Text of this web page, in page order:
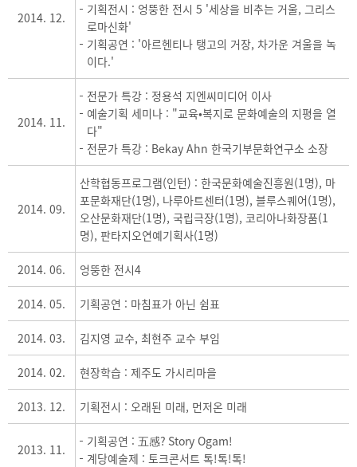
2014. 12.
기획전시 : 엉뚱한 전시 5 '세상을 비추는 거울, 그리스
로마신화'
기획공연 : '아르헨티나 탱고의 거장, 차가운 겨울을 녹
이다.'
2014. 11.
전문가 특강 : 정용석 지엔씨미디어 이사
예술기획 세미나 : "교육•복지로 문화예술의 지평을 열
다"
전문가 특강 : Bekay Ahn 한국기부문화연구소 소장
2014. 09.
산학협동프로그램(인턴) : 한국문화예술진흥원(1명), 마
포문화재단(1명), 나루아트센터(1명), 블루스퀘어(1명),
오산문화재단(1명), 국립극장(1명), 코리아나화장품(1
명), 판타지오연예기획사(1명)
2014. 06. 엉뚱한 전시4
2014. 05. 기획공연 : 마침표가 아닌 쉼표
2014. 03. 김지영 교수, 최현주 교수 부임
2014. 02. 현장학습 : 제주도 가시리마을
2013. 12. 기획전시 : 오래된 미래, 먼저온 미래
2013. 11.
기획공연 : 五感? Story Ogam!
계당예술제 : 토크콘서트 톡!톡!톡!